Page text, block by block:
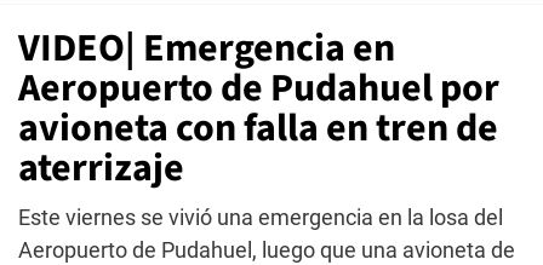
VIDEO| Emergencia en
Aeropuerto de Pudahuel por
avioneta con falla en tren de
aterrizaje
Este viernes se vivió una emergencia en la losa del
Aeropuerto de Pudahuel, luego que una avioneta de